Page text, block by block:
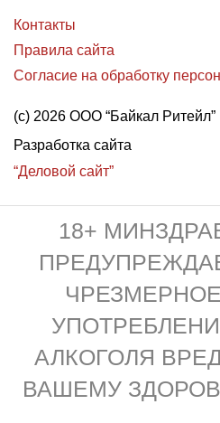
Контакты
Правила сайта
Согласие на обработку
(с) 2026 ООО “Байкал Ритейл”
Разработка сайта
“Деловой сайт”
18+
ЧРЕЗМЕРНОЕ
АЛКОГОЛЯ
ВАШЕМУ